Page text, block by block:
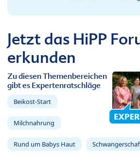
Jetzt das HiPP
erkunden
Zu diesen Themenbereichen
gibt es Expertenratschläge
Beikost-Start
Milchnahrung
Rund um Babys Haut